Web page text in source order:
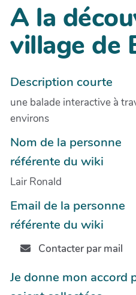
A la
village de
Description courte
une balade interactive à
environs
Nom de la personne
référente du wiki
Lair Ronald
Email de la personne
référente du wiki
Contacter par mail
Je donne mon accord